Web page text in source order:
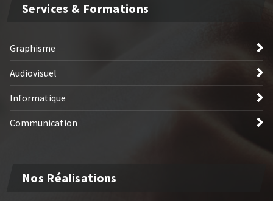
Services & Formations
Graphisme
Audiovisuel
Informatique
Communication
Nos Réalisations